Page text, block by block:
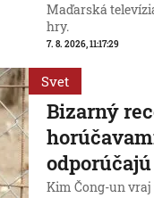
Maďarská
hry.
7. 8. 2026, 11:17:29
Svet
Bizarný
Kim Čong-un